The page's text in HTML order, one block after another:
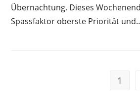
Übernachtung. Dieses
Spassfaktor oberste Priorität
1